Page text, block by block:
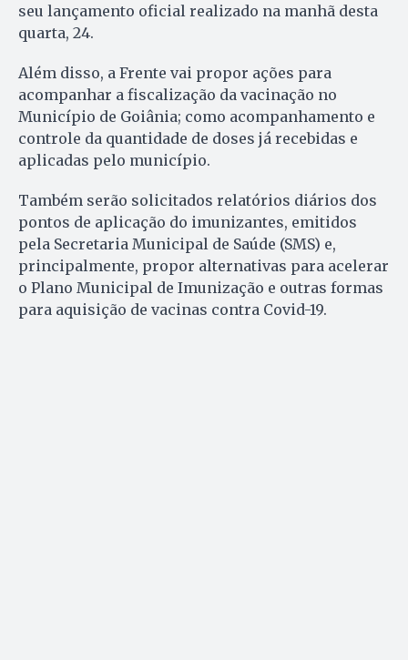
seu lançamento oficial realizado na manhã desta
quarta, 24.
Além disso, a Frente vai propor ações para
acompanhar a fiscalização da vacinação no
Município de Goiânia; como acompanhamento e
controle da quantidade de doses já recebidas e
aplicadas pelo município.
Também serão solicitados relatórios diários dos
pontos de aplicação do imunizantes, emitidos
pela Secretaria Municipal de Saúde (SMS) e,
principalmente, propor alternativas para acelerar
o Plano Municipal de Imunização e outras formas
para aquisição de vacinas contra Covid-19.